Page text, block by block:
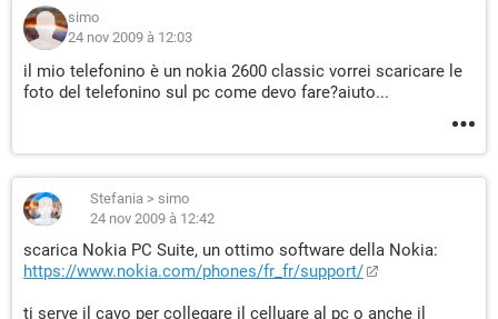
simo
24 nov 2009 à 12:03
il mio telefonino è un nokia 2600 classic vorrei scaricare le
foto del telefonino sul pc come devo fare?aiuto...
Stefania > simo
24 nov 2009 à 12:42
scarica Nokia PC Suite, un ottimo software della Nokia:
https://www.nokia.com/phones/fr_fr/support/
ti serve il cavo per collegare il celluare al pc o anche il